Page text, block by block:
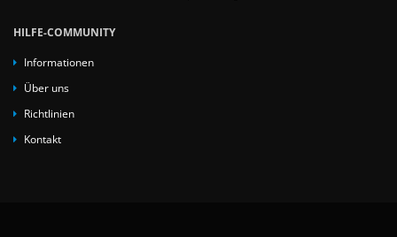
HILFE-COMMUNITY
Informationen
Über uns
Richtlinien
Kontakt